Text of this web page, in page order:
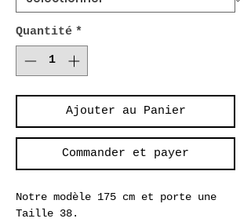
Quantité *
Ajouter au Panier
Commander et payer
Notre modèle 175 cm et porte une
Taille 38.